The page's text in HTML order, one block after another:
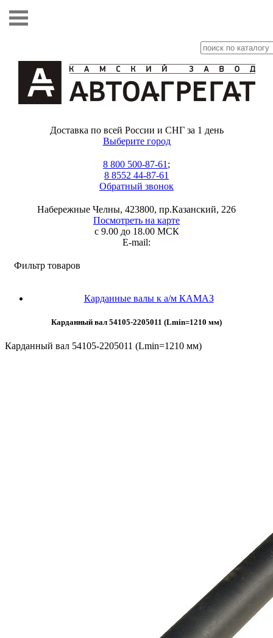
Доставка по всей России и СНГ за 1 день
Выберите город
8 800 500-87-61 ;
8 8552 44-87-61
Обратный звонок
Набережные Челны, 423800, пр.Казанский, 226
Посмотреть на карте
с 9.00 до 18.00 МСК
E-mail:
Фильтр товаров
Карданные валы к а/м КАМАЗ
Карданный вал 54105-2205011 (Lmin=1210 мм)
Карданный вал 54105-2205011 (Lmin=1210 мм)